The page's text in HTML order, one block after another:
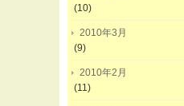
(10)
2010年3月
(9)
2010年2月
(11)